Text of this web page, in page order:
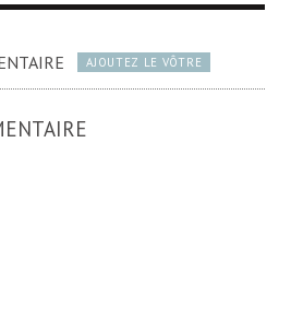
AJOUTEZ LE VÔTRE